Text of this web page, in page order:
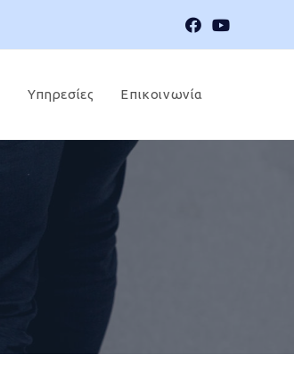
Υπηρεσίες Επικοινωνία